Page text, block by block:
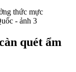
quét ẩm